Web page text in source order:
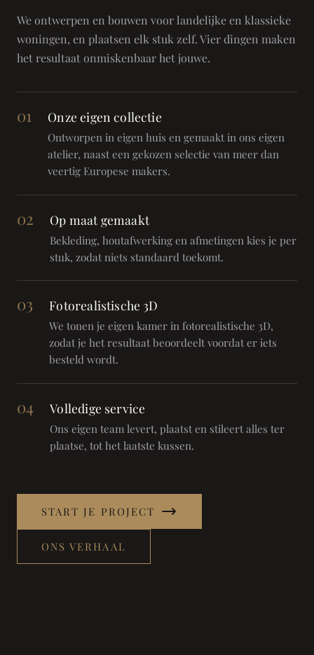
We ontwerpen en bouwen voor landelijke en klassieke
woningen, en plaatsen elk stuk zelf. Vier dingen maken
het resultaat onmiskenbaar het jouwe.
01 Onze eigen collectie
Ontworpen in eigen huis en gemaakt in ons eigen
atelier, naast een gekozen selectie van meer dan
veertig Europese makers.
02 Op maat gemaakt
Bekleding, houtafwerking en afmetingen kies je per
stuk, zodat niets standaard toekomt.
03 Fotorealistische 3D
We tonen je eigen kamer in fotorealistische 3D,
zodat je het resultaat beoordeelt voordat er iets
besteld wordt.
04 Volledige service
Ons eigen team levert, plaatst en stileert alles ter
plaatse, tot het laatste kussen.
START JE PROJECT
ONS VERHAAL